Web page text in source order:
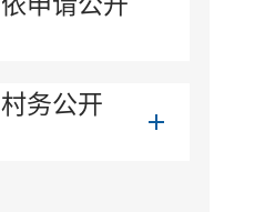
村务公开